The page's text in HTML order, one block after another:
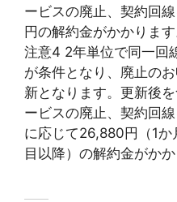
ービスの廃止、契約回
円の解約金がかかります
注意4 2年単位で同一回
が条件となり、廃止の
新となります。更新後
ービスの廃止、契約回
に応じて26,880円（1
目以降）の解約金がかか